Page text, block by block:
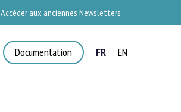
Accéder aux anciennes Newsletters
Documentation FR EN